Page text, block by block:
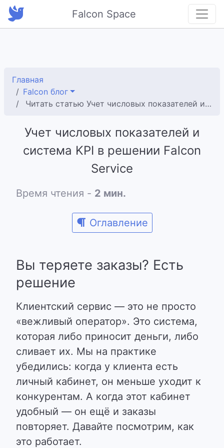
Falcon Space
Главная
Falcon блог
Читать статью Учет числовых показателей и система KPI в решении Falcon Service
Учет числовых показателей и
система KPI в решении Falcon
Service
Время чтения - 2 мин.
Оглавление
Вы теряете заказы? Есть
решение
Клиентский сервис — это не просто
«вежливый оператор». Это система,
которая либо приносит деньги, либо
сливает их. Мы на практике
убедились: когда у клиента есть
личный кабинет, он меньше уходит к
конкурентам. А когда этот кабинет
удобный — он ещё и заказы
повторяет. Давайте посмотрим, как
это работает.